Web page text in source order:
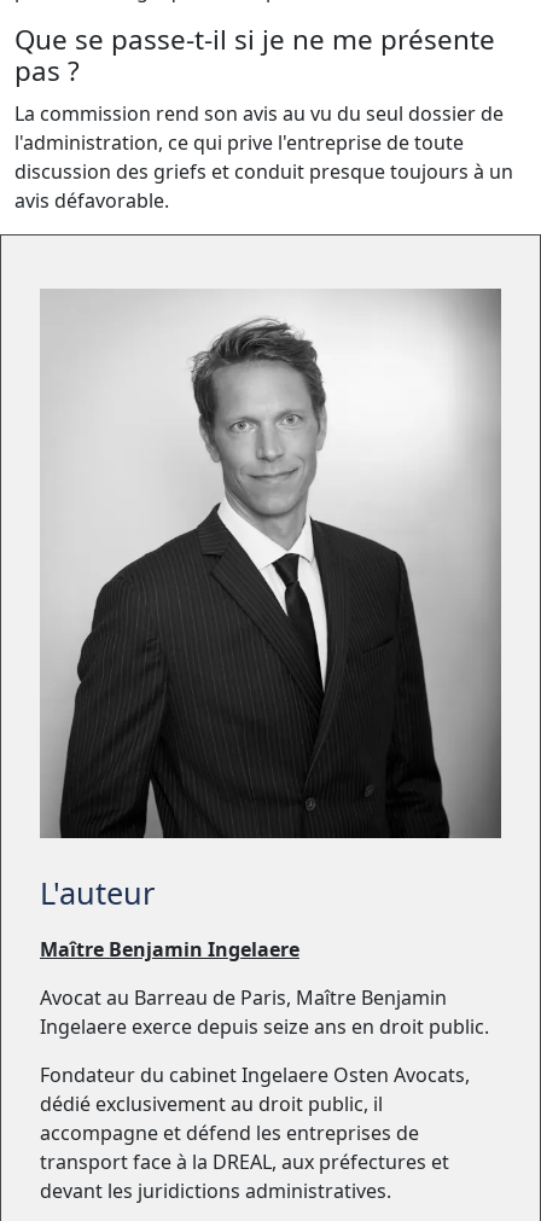
Que se passe-t-il si je ne me présente
pas ?
La commission rend son avis au vu du seul dossier de
l'administration, ce qui prive l'entreprise de toute
discussion des griefs et conduit presque toujours à un
avis défavorable.
L'auteur
Maître Benjamin Ingelaere
Avocat au Barreau de Paris, Maître Benjamin
Ingelaere exerce depuis seize ans en droit public.
Fondateur du cabinet Ingelaere Osten Avocats,
dédié exclusivement au droit public, il
accompagne et défend les entreprises de
transport face à la DREAL, aux préfectures et
devant les juridictions administratives.